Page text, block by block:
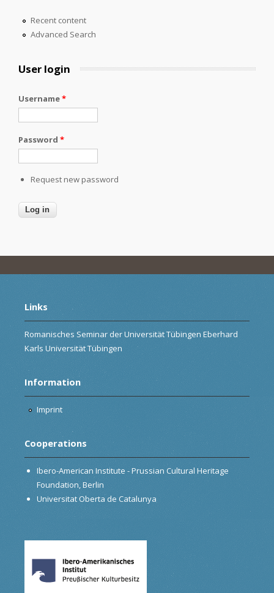
Recent content
Advanced Search
User login
Username*
Password *
Request new password
Links
Romanisches Seminar der Universität Tübingen Eberhard
Karls Universität Tübingen
Information
Imprint
Cooperations
Ibero-American Institute - Prussian Cultural Heritage
Foundation, Berlin
Universitat Oberta de Catalunya